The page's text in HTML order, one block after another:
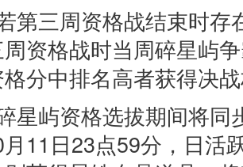
第三周资格战结束时
资格战时当周碎星屿
分中排名高者获得决
星屿资格选拔期间将
11日23点59分，日活